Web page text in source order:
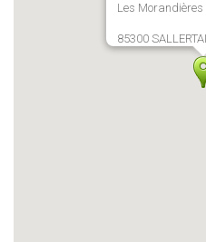
Les Morandières
85300